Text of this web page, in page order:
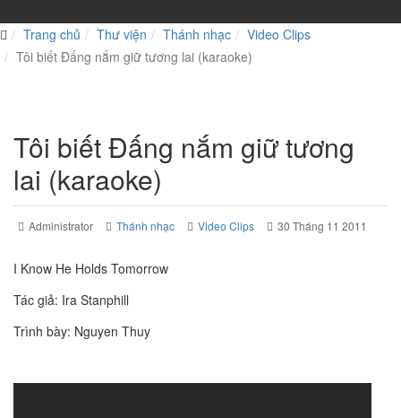
Trang chủ Thư viện Thánh nhạc
Video Clips
Tôi biết Đấng nắm giữ tương lai (karaoke)
Tôi biết Đấng nắm giữ tương
lai (karaoke)
Administrator Thánh nhạc Video Clips 30 Tháng 11 2011
I Know He Holds Tomorrow
Tác giả: Ira Stanphill
Trình bày: Nguyen Thuy